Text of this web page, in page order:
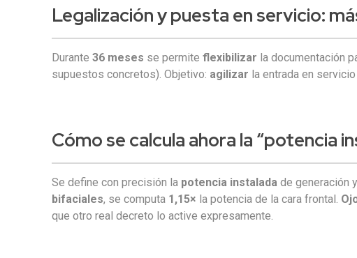
Legalización y puesta en servicio:
Durante36 meses se permiteflexibilizar la documentación
supuestos concretos). Objetivo: agilizar la entrada en
Cómo se calcula ahora la “potencia
Se define con precisión la potencia instalada de generación
bifaciales, se computa 1,15× la potencia de la cara frontal.
que otro real decreto lo active expresamente.